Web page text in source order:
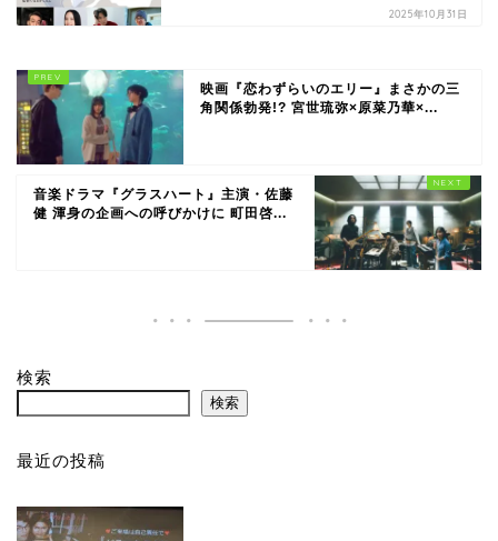
2025年10月31日
映画『恋わずらいのエリー』まさかの三
角関係勃発!? 宮世琉弥×原菜乃華×...
音楽ドラマ『グラスハート』主演・佐藤
健 渾身の企画への呼びかけに 町田啓...
検索
検索
最近の投稿